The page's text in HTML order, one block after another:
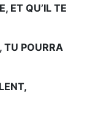
ET QU’IL TE
TU POURRA